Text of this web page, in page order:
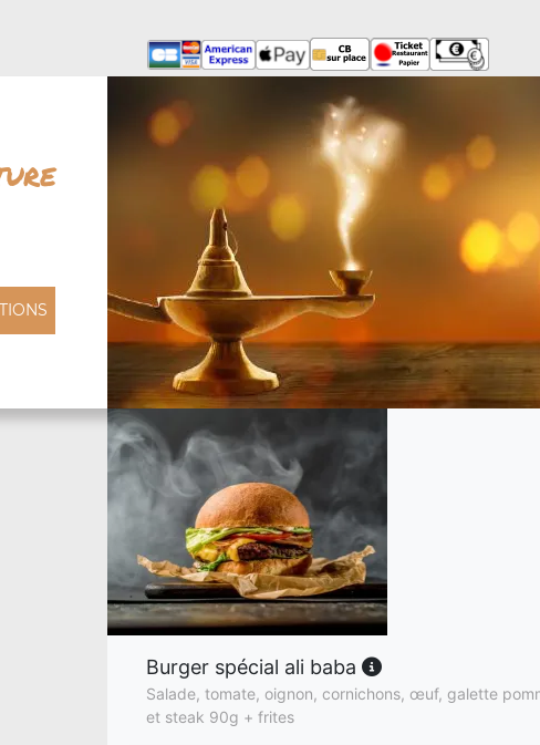
Burger spécial ali baba
Salade, tomate, oignon, cornichons, œuf, galette
et steak 90g + frites